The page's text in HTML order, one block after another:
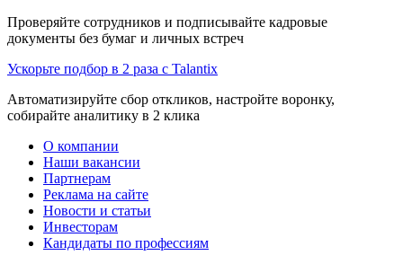
Проверяйте сотрудников и подписывайте кадровые
документы без бумаг и личных встреч
Ускорьте подбор в 2 раза с Talantix
Автоматизируйте сбор откликов, настройте воронку,
собирайте аналитику в 2 клика
О компании
Наши вакансии
Партнерам
Реклама на сайте
Новости и статьи
Инвесторам
Кандидаты по профессиям